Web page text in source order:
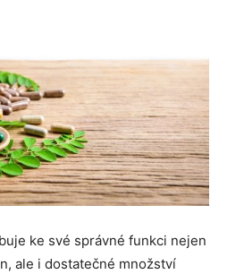
ke své správné funkci nejen
ale i dostatečné množství